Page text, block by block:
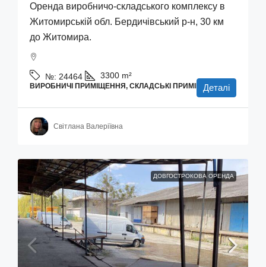
Оренда виробничо-складського комплексу в
Житомирській обл. Бердичівський р-н, 30 км
до Житомира.
№: 24464 3300 m²
ВИРОБНИЧІ ПРИМІЩЕННЯ, СКЛАДСЬКІ ПРИМІЩЕННЯ
Деталі
Світлана Валеріївна
ДОВГОСТРОКОВА ОРЕНДА